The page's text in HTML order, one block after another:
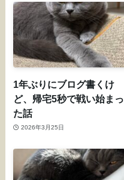
1年ぶりにブログ書くけ
ど、帰宅5秒で戦い始まっ
た話
2026年3月25日